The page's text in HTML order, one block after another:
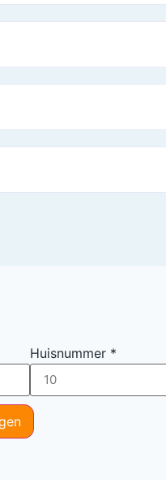
Huisnummer *